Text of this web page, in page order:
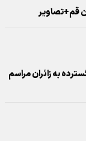
قم+تصاویر
به زائران مراسم